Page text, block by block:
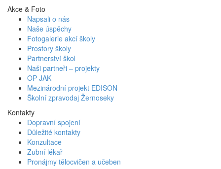
Akce & Foto
Napsali o nás
Naše úspěchy
Fotogalerie akcí školy
Prostory školy
Partnerství škol
Naši partneři – projekty
OP JAK
Mezinárodní projekt EDISON
Školní zpravodaj Žernoseky
Kontakty
Dopravní spojení
Důležité kontakty
Konzultace
Zubní lékař
Pronájmy tělocvičen a učeben